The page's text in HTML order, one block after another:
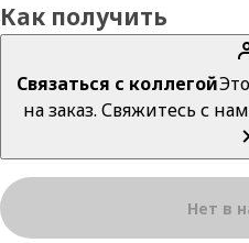
Как получить
Связаться с коллегой
на заказ. Свяжитесь с
Нет в